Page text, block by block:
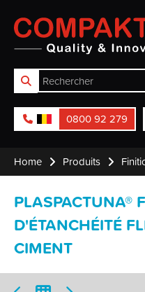
Compaktuna
0800 92 279
Home Produits
PLASPACTUNA®
D'ÉTANCHÉITÉ
CIMENT